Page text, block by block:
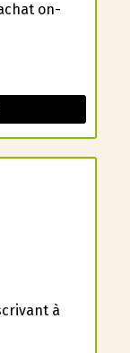
on-
à